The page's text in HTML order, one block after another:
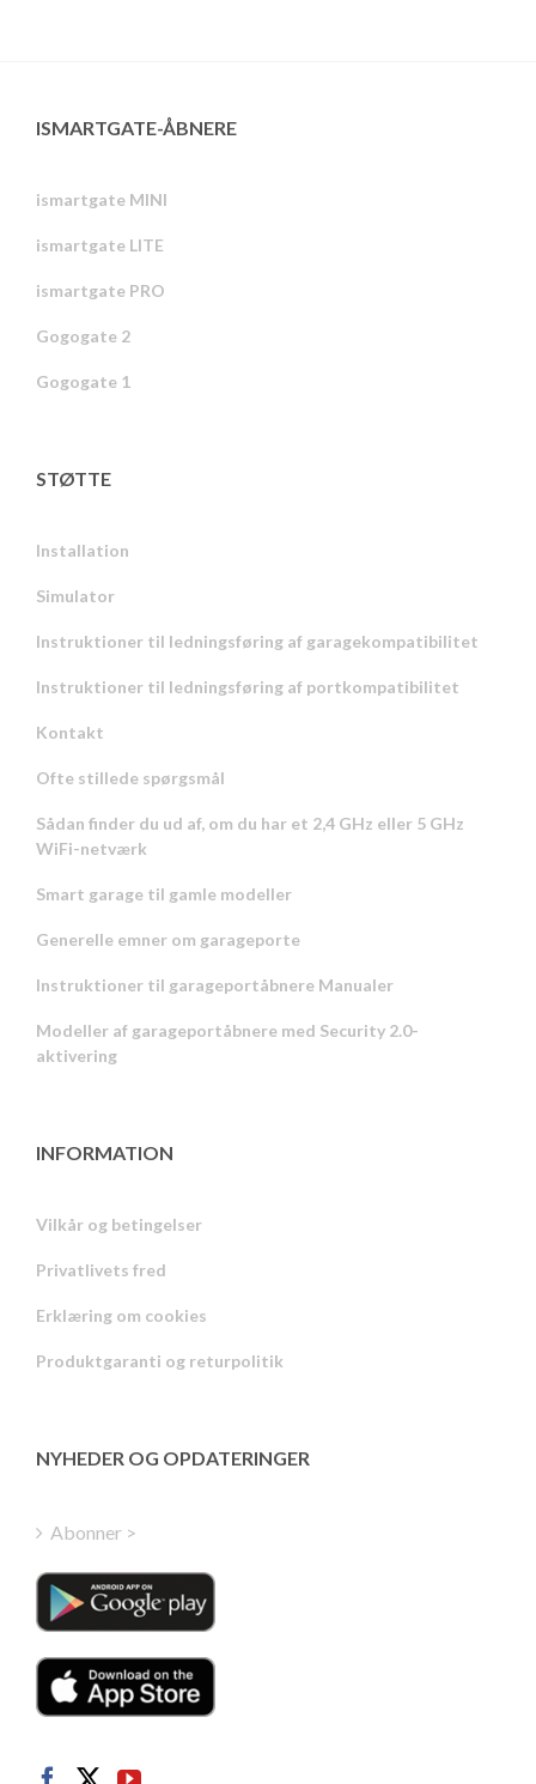
ISMARTGATE-ÅBNERE
ismartgate MINI
ismartgate LITE
ismartgate PRO
Gogogate 2
Gogogate 1
STØTTE
Installation
Simulator
Instruktioner til ledningsføring af garagekompatibilitet
Instruktioner til ledningsføring af portkompatibilitet
Kontakt
Ofte stillede spørgsmål
Sådan finder du ud af, om du har et 2,4 GHz eller 5 GHz
WiFi-netværk
Smart garage til gamle modeller
Generelle emner om garageporte
Instruktioner til garageportåbnere Manualer
Modeller af garageportåbnere med Security 2.0-
aktivering
INFORMATION
Vilkår og betingelser
Privatlivets fred
Erklæring om cookies
Produktgaranti og returpolitik
NYHEDER OG OPDATERINGER
Abonner >